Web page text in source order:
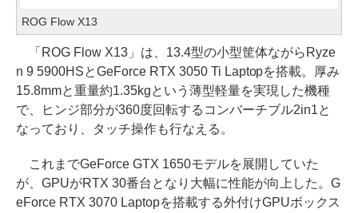
ROG Flow X13
「ROG Flow X13」は、13.4型の小型筐体ながらRyze
n 9 5900HSとGeForce RTX 3050 Ti Laptopを搭載。厚み
15.8mmと重量約1.35kgという薄型軽量を実現した機種
で、ヒンジ部分が360度回転するコンバーチブル2in1と
なっており、タッチ操作も行なえる。
これまでGeForce GTX 1650モデルを展開していた
が、GPUがRTX 30番台となり大幅に性能が向上した。G
eForce RTX 3070 Laptopを搭載する外付けGPUボックス